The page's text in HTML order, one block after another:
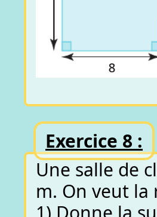
Exercice 8 :
Une salle de
m. On veut la